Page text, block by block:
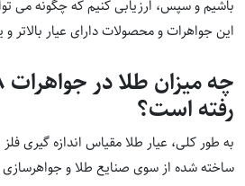
باشیم و سپس، ارزیابی کنیم که چگونه می
این جواهرات و محصولات دارای عیار بالاتر
رفته است؟
به طور کلی، عیار طلا مقیاس اندازه گیری فلز
ساخته شده از سوی صنایع طلا و جواهرسازی